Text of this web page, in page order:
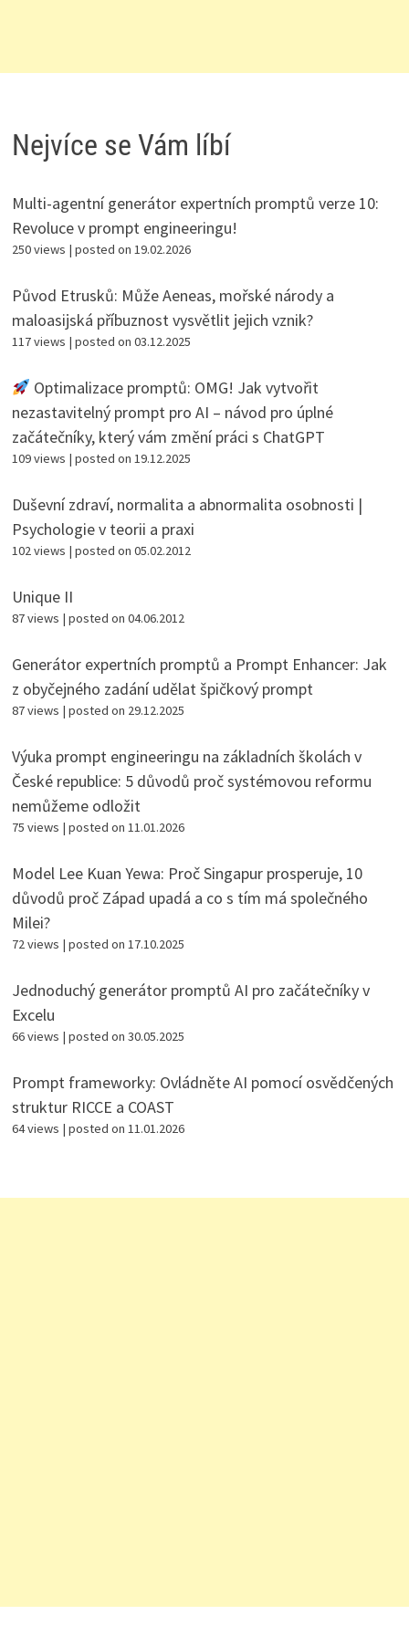
Nejvíce se Vám líbí
Multi-agentní generátor expertních promptů verze 10:
Revoluce v prompt engineeringu!
250 views | posted on 19.02.2026
Původ Etrusků: Může Aeneas, mořské národy a
maloasijská příbuznost vysvětlit jejich vznik?
117 views | posted on 03.12.2025
Optimalizace promptů: OMG! Jak vytvořit
nezastavitelný prompt pro AI – návod pro úplné
začátečníky, který vám změní práci s ChatGPT
109 views | posted on 19.12.2025
Duševní zdraví, normalita a abnormalita osobnosti |
Psychologie v teorii a praxi
102 views | posted on 05.02.2012
Unique II
87 views | posted on 04.06.2012
Generátor expertních promptů a Prompt Enhancer: Jak
z obyčejného zadání udělat špičkový prompt
87 views | posted on 29.12.2025
Výuka prompt engineeringu na základních školách v
České republice: 5 důvodů proč systémovou reformu
nemůžeme odložit
75 views | posted on 11.01.2026
Model Lee Kuan Yewa: Proč Singapur prosperuje, 10
důvodů proč Západ upadá a co s tím má společného
Milei?
72 views | posted on 17.10.2025
Jednoduchý generátor promptů AI pro začátečníky v
Excelu
66 views | posted on 30.05.2025
Prompt frameworky: Ovládněte AI pomocí osvědčených
struktur RICCE a COAST
64 views | posted on 11.01.2026